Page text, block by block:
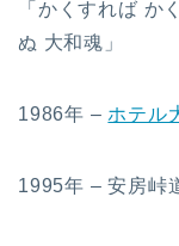
「かくすれば か
ぬ 大和魂」
1986年 –ホテル
1995年 – 安房峠